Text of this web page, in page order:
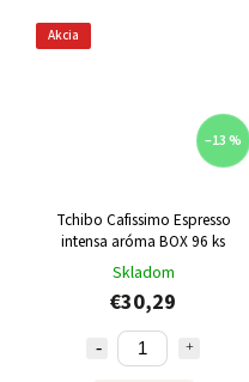
Akcia
–13 %
Tchibo Cafissimo Espresso
intensa aróma BOX 96 ks
Skladom
€30,29